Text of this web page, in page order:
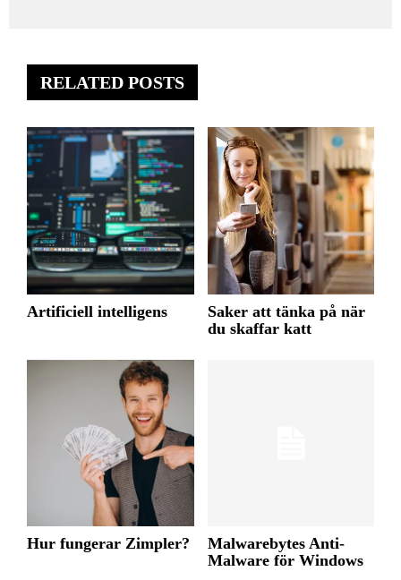
RELATED POSTS
Artificiell intelligens
Saker att tänka på när
du skaffar katt
Hur fungerar Zimpler?
Malwarebytes Anti-
Malware för Windows